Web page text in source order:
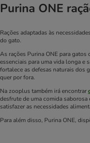
Purina ONE
Rações adaptadas às
do gato.
As rações Purina ONE para
essenciais para uma vida longa e
fortalece as defesas naturais dos
quer por fora.
Na zooplus também irá encontrar
desfrute de uma comida
satisfazer as necessidades
Para além disso, Purina ONE,